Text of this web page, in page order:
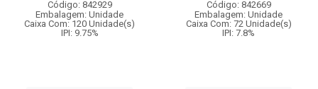
Código: 842929
Embalagem: Unidade
Caixa Com: 120 Unidade(s)
IPI: 9.75%
Código: 842669
Embalagem: Unidade
Caixa Com: 72 Unidade(s)
IPI: 7.8%